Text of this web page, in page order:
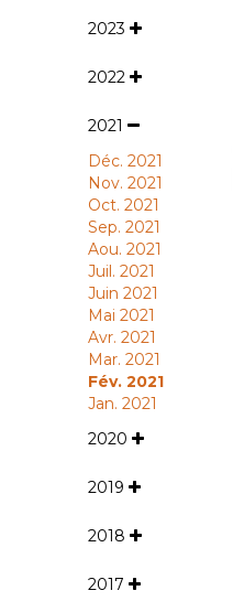
2023
2022
2021
Déc. 2021
Nov. 2021
Oct. 2021
Sep. 2021
Aou. 2021
Juil. 2021
Juin 2021
Mai 2021
Avr. 2021
Mar. 2021
Fév. 2021
Jan. 2021
2020
2019
2018
2017